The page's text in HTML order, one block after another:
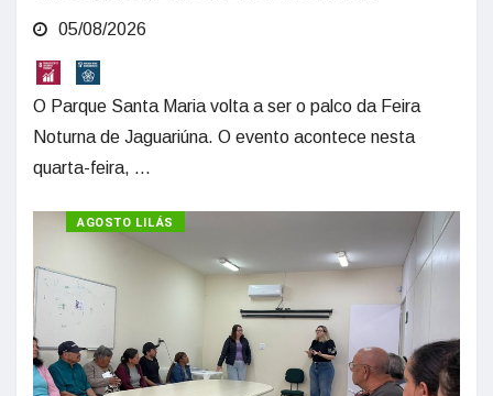
05/08/2026
O Parque Santa Maria volta a ser o palco da Feira
Noturna de Jaguariúna. O evento acontece nesta
quarta-feira, ...
AGOSTO LILÁS